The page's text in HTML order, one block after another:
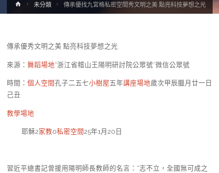
Home未分類 傳承優找九宮格私密空間秀文明之美 點亮科技夢想之光
傳承優秀文明之美 點亮科技夢想之光
來源： 舞蹈場地“浙江省稽山王陽明研討院公眾號”微信公眾號
時間： 個人空間孔子二五七小樹屋五年講座場地歲次甲辰臘月廿一日
己丑
教學場地
耶穌2家教0私密空間25年1月20日
習近平總書記曾援用陽明師長教師的名言：“志不立，全國無可成之